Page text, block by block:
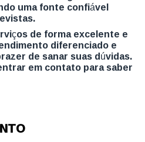
uma fonte confiável
de forma excelente e
diferenciado e
de sanar suas dúvidas.
em contato para saber